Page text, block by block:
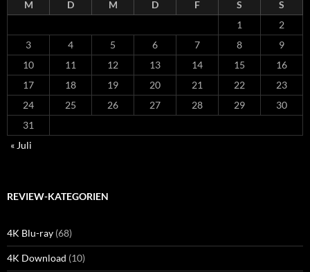
M D M D F S
S
1
2
3
4 5 6 7 8
9
10
11 12 13 14 15
16
17
18 19 20 21 22
23
24
25 26 27 28 29
30
31
« Juli
REVIEW-KATEGORIEN
4K Blu-ray (68)
4K Download (10)